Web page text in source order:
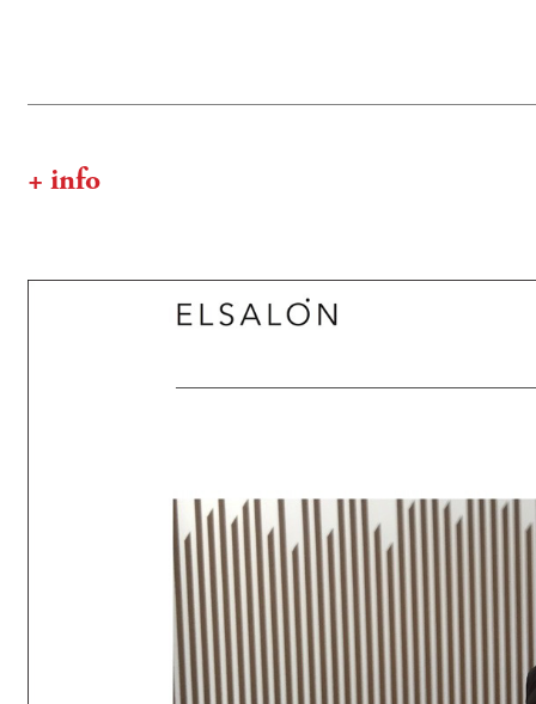
+ info